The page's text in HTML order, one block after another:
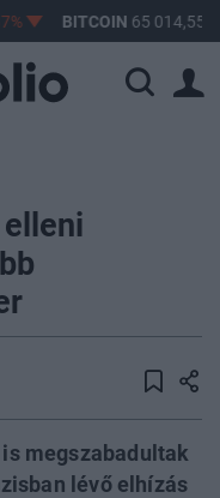
BITCOIN 65 014,55
megszabadultak
lévő elhízás